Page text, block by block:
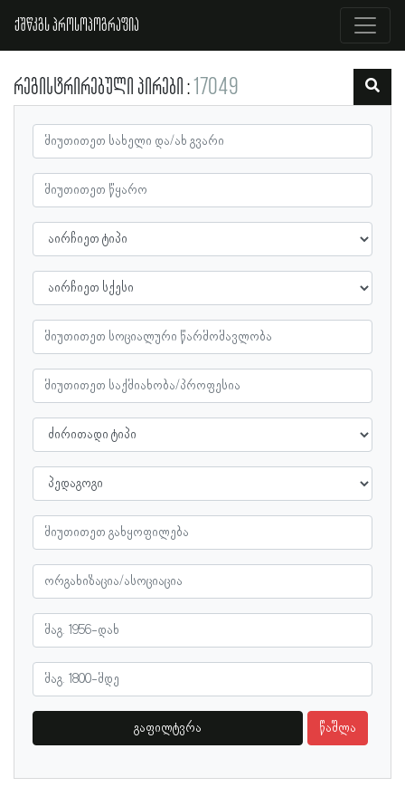
ქშწკგს პროსოპოგრაფია
რეგისტრირებული პირები 17049
გაფილტვრა წაშლა